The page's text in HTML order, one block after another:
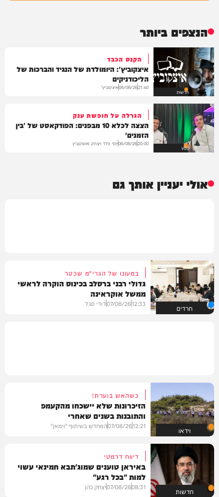
הנצפים ביותר
חדשות
הקנס הכבד
איצקוביץ': היומולדת של הנגיד והברכות של
הליכודניקים
21:40
06/08/26איצקוביץ'
VOD
הגרלה על חופשת ענק
הצצה לכלא 10 מבפנים: הפודקאסט של 'בין
הזמנים'
20:00
06/08/26יוסי פלד ויצחק מושקוביץ
אולי יעניין אותך גם
חרדים
במעונו של הגרי"מ שכטר
גדולי רבני ברסלב בכינוס הוקרה לראשי
ממשל אוקראינה
12:33
07/08/26דודי סגל
וידאו
כשהאש בוערת!
הזיכרונות שלא יישכחו מהקעמפ
והתובנות בשנים שאחרי
12:21
07/08/26המחדש בשיתוף "וימאן"
חדשות
דיווח דרמטי
באיראן טוענים שמוג'תבא חמינאי עשוי
למות "בכל רגע"
08:31
07/08/26יצחק כהן